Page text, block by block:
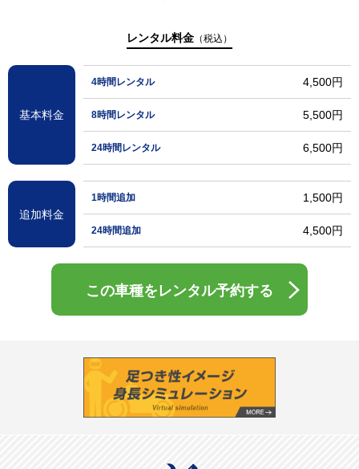
レンタル料金 （税込）
基本料金
4時間レンタル 4,500円
8時間レンタル 5,500円
24時間レンタル 6,500円
追加料金
1時間追加 1,500円
24時間追加 4,500円
この車種をレンタル予約する